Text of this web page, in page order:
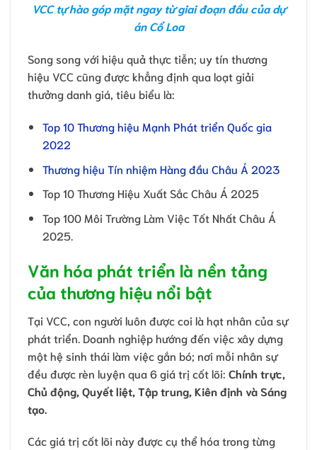
VCC tự hào góp mặt ngay từ giai đoạn đầu của dự
án Cổ Loa
Song song với hiệu quả thực tiễn; uy tín thương
hiệu VCC cũng được khẳng định qua loạt giải
thưởng danh giá, tiêu biểu là:
Top 10 Thương hiệu Mạnh Phát triển Quốc gia
2022
Thương hiệu Tín nhiệm Hàng đầu Châu Á 2023
Top 10 Thương Hiệu Xuất Sắc Châu Á 2025
Top 100 Môi Trường Làm Việc Tốt Nhất Châu Á
2025.
Văn hóa phát triển là nền tảng
của thương hiệu nổi bật
Tại VCC, con người luôn được coi là hạt nhân của sự
phát triển. Doanh nghiệp hướng đến việc xây dựng
một hệ sinh thái làm việc gắn bó; nơi mỗi nhân sự
đều được rèn luyện qua 6 giá trị cốt lõi: Chính trực,
Chủ động, Quyết liệt, Tập trung, Kiên định và Sáng
tạo.
Các giá trị cốt lõi này được cụ thể hóa trong từng